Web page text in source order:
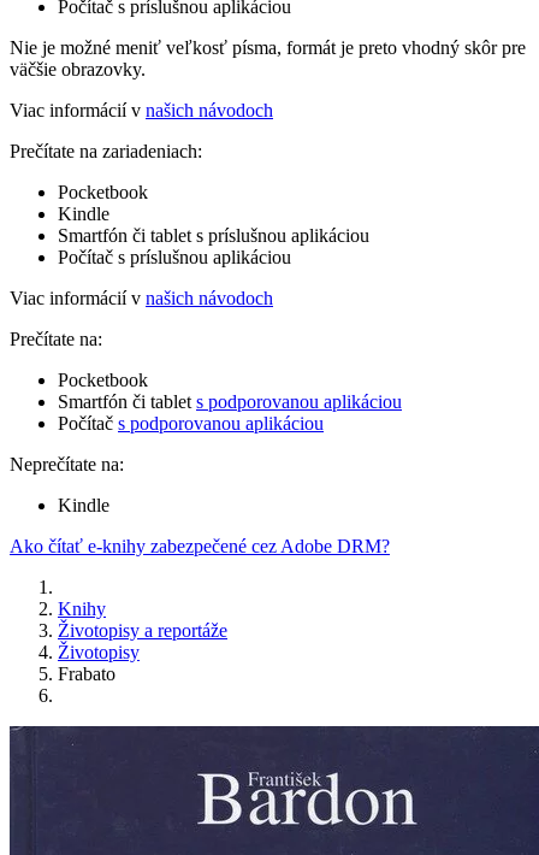
Počítač s príslušnou aplikáciou
Nie je možné meniť veľkosť písma, formát je preto vhodný skôr pre
väčšie obrazovky.
Viac informácií v našich návodoch
Prečítate na zariadeniach:
Pocketbook
Kindle
Smartfón či tablet s príslušnou aplikáciou
Počítač s príslušnou aplikáciou
Viac informácií v našich návodoch
Prečítate na:
Pocketbook
Smartfón či tablet s podporovanou aplikáciou
Počítač s podporovanou aplikáciou
Neprečítate na:
Kindle
Ako čítať e-knihy zabezpečené cez Adobe DRM?
Knihy
Životopisy a reportáže
Životopisy
Frabato